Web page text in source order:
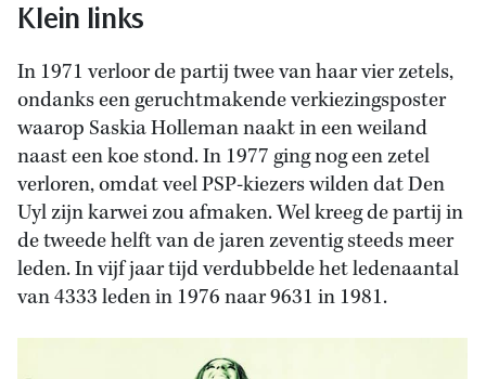
Klein links
In 1971 verloor de partij twee van haar vier zetels,
ondanks een geruchtmakende verkiezingsposter
waarop Saskia Holleman naakt in een weiland
naast een koe stond. In 1977 ging nog een zetel
verloren, omdat veel PSP-kiezers wilden dat Den
Uyl zijn karwei zou afmaken. Wel kreeg de partij in
de tweede helft van de jaren zeventig steeds meer
leden. In vijf jaar tijd verdubbelde het ledenaantal
van 4333 leden in 1976 naar 9631 in 1981.